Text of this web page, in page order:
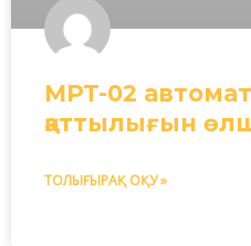
MPT-02
қаттылығын
ТОЛЫҒЫРАҚ ОҚУ »